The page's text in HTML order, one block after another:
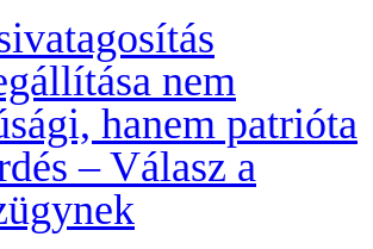
nem
hanem patrióta
– Válasz a